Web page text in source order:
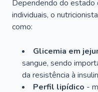
Dependendo do estado
individuais, o
como:
Glicemia em
sangue, sendo
da resistência à
Perfil lipídico -